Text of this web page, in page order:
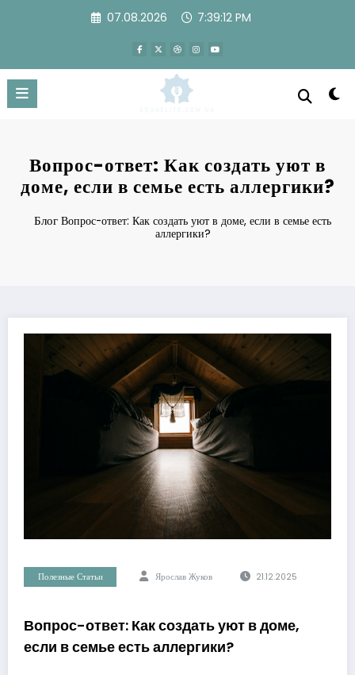
07.08.2026 7:39:13 PM
Вопрос-ответ: Как создать уют в
доме, если в семье есть аллергики?
Блог Вопрос-ответ: Как создать уют в доме, если в семье есть
аллергики?
Полезные Статьи Ярослав Жуков 21.12.2025
Вопрос-ответ: Как создать уют в доме,
если в семье есть аллергики?